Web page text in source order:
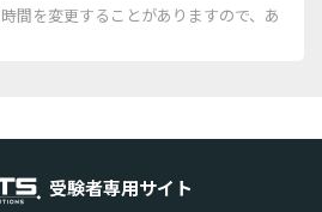
間を変更することがありますので、あ
受験者専用サイト